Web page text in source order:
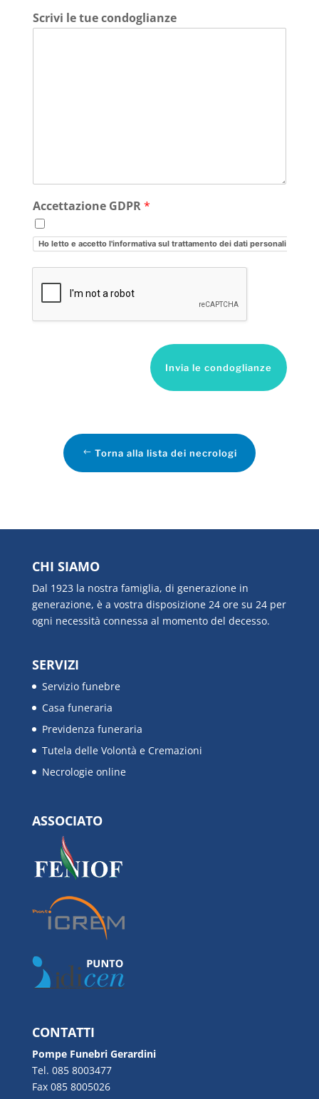
Scrivi le tue condoglianze
Accettazione GDPR*
Ho letto e accetto l'informativa sul trattamento dei dati personali
Invia le condoglianze
Torna alla lista dei necrologi
CHI SIAMO
Dal 1923 la nostra famiglia, di generazione in
generazione, è a vostra disposizione 24 ore su 24 per
ogni necessità connessa al momento del decesso.
SERVIZI
Servizio funebre
Casa funeraria
Previdenza funeraria
Tutela delle Volontà e Cremazioni
Necrologie online
ASSOCIATO
CONTATTI
Pompe Funebri Gerardini
Tel. 085 8003477
Fax 085 8005026